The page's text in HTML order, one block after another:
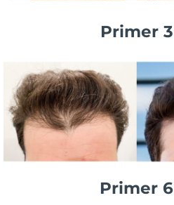
Primer 3
Primer 6